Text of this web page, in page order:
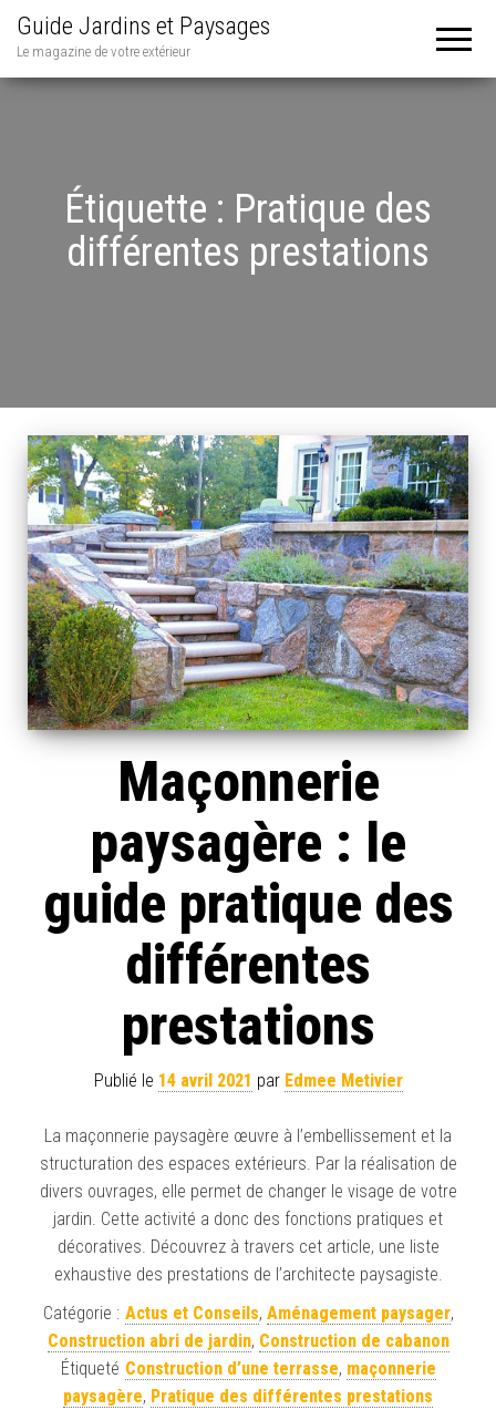
Guide Jardins et Paysages
Le magazine de votre extérieur
Étiquette : Pratique des
différentes prestations
Maçonnerie
paysagère : le
guide pratique des
différentes
prestations
Publié le 14 avril 2021 par Edmee Metivier
La maçonnerie paysagère œuvre à l’embellissement et la
structuration des espaces extérieurs. Par la réalisation de
divers ouvrages, elle permet de changer le visage de votre
jardin. Cette activité a donc des fonctions pratiques et
décoratives. Découvrez à travers cet article, une liste
exhaustive des prestations de l’architecte paysagiste.
Catégorie : Actus et Conseils, Aménagement paysager,
Construction abri de jardin, Construction de cabanon
Étiqueté Construction d’une terrasse, maçonnerie
paysagère, Pratique des différentes prestations